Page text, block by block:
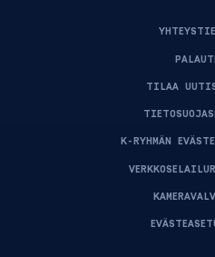
TILAA
K-RYHMÄN